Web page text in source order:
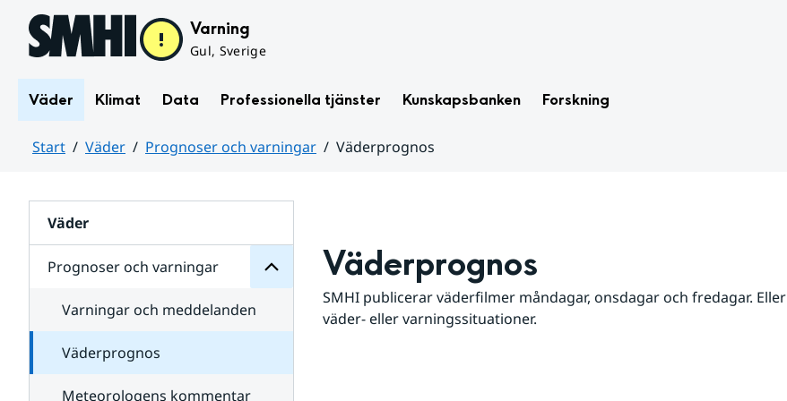
Hoppa till sidans innehåll Varning
Gul, Sverige
Väder Klimat Data Professionella tjänster Kunskapsbanken Forskning
Start Väder Prognoser och varningar
Väderprognos
Väder
Prognoser och varningar
för
varningar
Varningar och meddelanden
Väderprognos
Meteorologens kommentar
Väderprognos
SMHI publicerar väderfilmer måndagar, onsdagar och fredagar.
väder- eller varningssituationer.